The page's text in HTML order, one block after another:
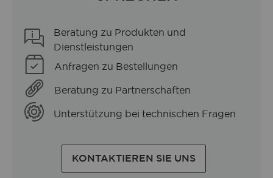
Beratung zu Produkten und
Dienstleistungen
Anfragen zu Bestellungen
Beratung zu Partnerschaften
Unterstützung bei technischen Fragen
KONTAKTIEREN SIE UNS